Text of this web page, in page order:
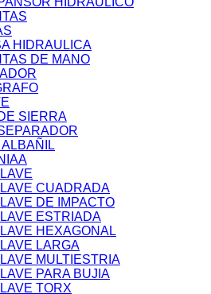
HIDRAULICA
DE MANO
SIERRA
CUADRADA
DE IMPACTO
ESTRIADA
HEXAGONAL
LARGA
MULTIESTRIA
PARA BUJIA
TORX